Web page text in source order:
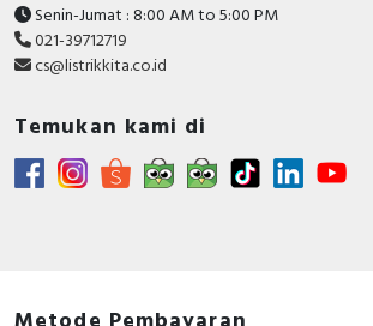
Number of poles
Rated short-circuit
400 V, 50 Hz
With integrated under
voltage release
FALSE
Senin-Jumat : 8:00 AM to 5:00 PM
021-39712719
cs@listrikkita.co.id
Temukan kami di